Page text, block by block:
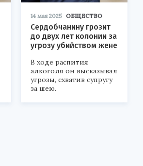
14 мая 2025 ОБЩЕСТВО
Сердобчанину грозит
до двух лет колонии за
угрозу убийством жене
В ходе распития
алкоголя он высказывал
угрозы, схватив супругу
за шею.